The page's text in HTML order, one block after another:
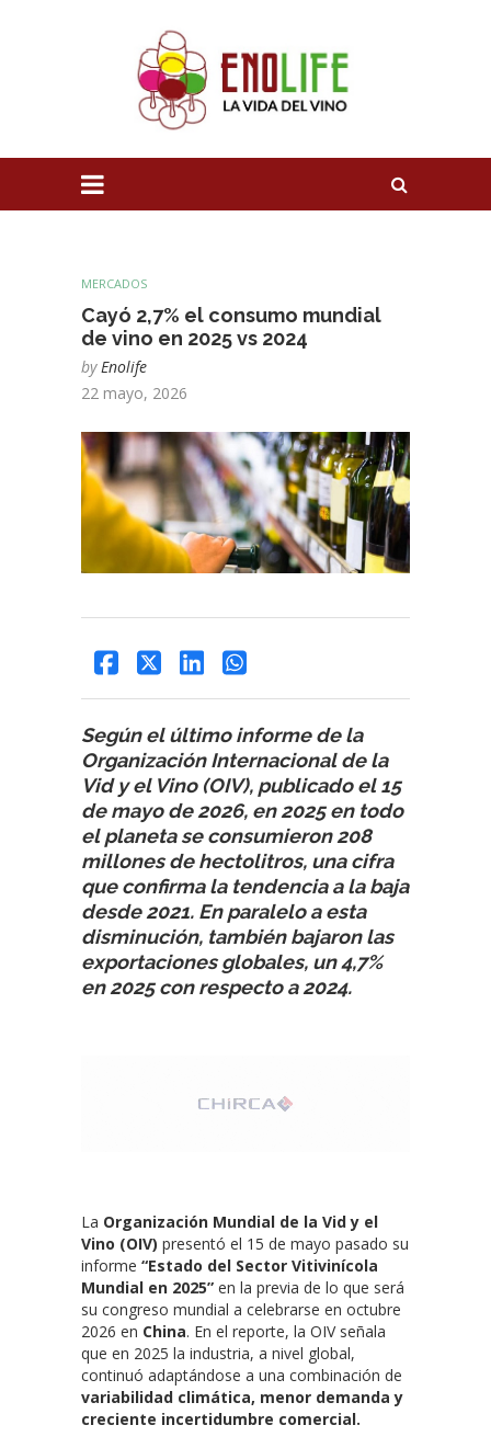
MERCADOS
Cayó 2,7% el consumo mundial
de vino en 2025 vs 2024
by Enolife
22 mayo, 2026
Según el último informe de la
Organización Internacional de la
Vid y el Vino (OIV), publicado el 15
de mayo de 2026, en 2025 en todo
el planeta se consumieron 208
millones de hectolitros, una cifra
que confirma la tendencia a la baja
desde 2021. En paralelo a esta
disminución, también bajaron las
exportaciones globales, un 4,7%
en 2025 con respecto a 2024.
La Organización Mundial de la Vid y el
Vino (OIV) presentó el 15 de mayo pasado su
informe “Estado del Sector Vitivinícola
Mundial en 2025” en la previa de lo que será
su congreso mundial a celebrarse en octubre
2026 en China. En el reporte, la OIV señala
que en 2025 la industria, a nivel global,
continuó adaptándose a una combinación de
variabilidad climática, menor demanda y
creciente incertidumbre comercial.